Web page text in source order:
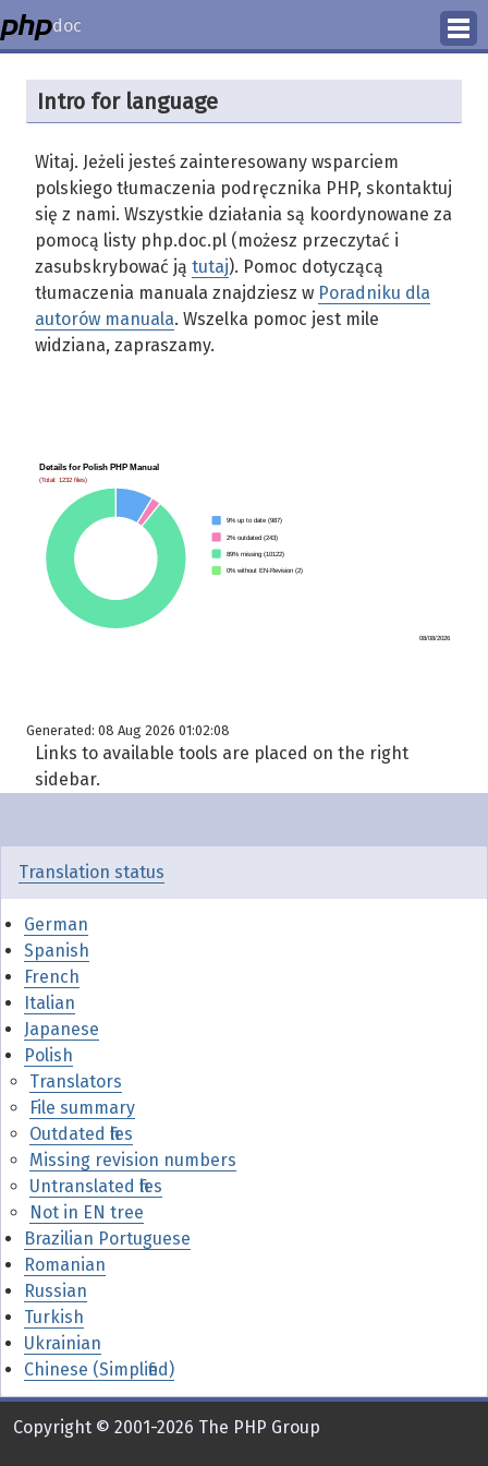
doc
How to Contribute
Translation Status
PhD Homepage
Intro for language
Witaj. Jeżeli jesteś zainteresowany wsparciem
polskiego tłumaczenia podręcznika PHP, skontaktuj
się z nami. Wszystkie działania są koordynowane za
pomocą listy php.doc.pl (możesz przeczytać i
zasubskrybować ją tutaj). Pomoc dotyczącą
tłumaczenia manuala znajdziesz w Poradniku dla
autorów manuala. Wszelka pomoc jest mile
widziana, zapraszamy.
Generated: 08 Aug 2026 01:02:08
Links to available tools are placed on the right
sidebar.
Translation status
German
Spanish
French
Italian
Japanese
Polish
Translators
File summary
Outdated files
Missing revision numbers
Untranslated files
Not in EN tree
Brazilian Portuguese
Romanian
Russian
Turkish
Ukrainian
Chinese (Simplified)
Copyright © 2001-2026 The PHP Group